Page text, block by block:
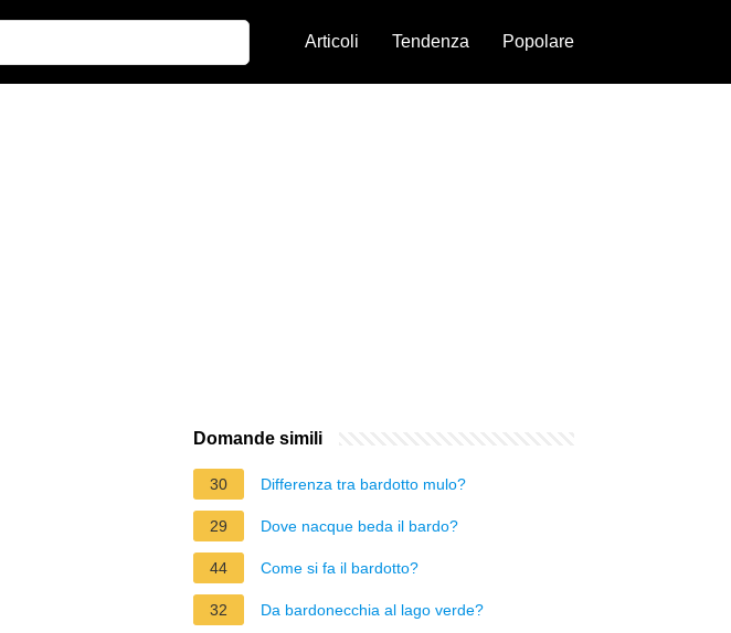
Articoli Tendenza Popolare
Domande simili
30 Differenza tra bardotto mulo?
29 Dove nacque beda il bardo?
44 Come si fa il bardotto?
32 Da bardonecchia al lago verde?